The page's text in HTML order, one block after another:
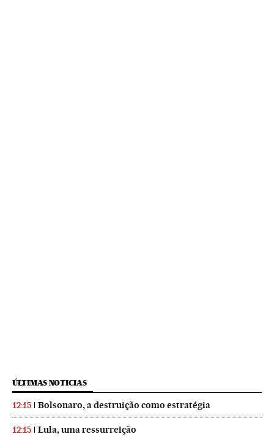
ÚLTIMAS NOTICIAS
12:15 Bolsonaro, a destruição como estratégia
12:15 Lula, uma ressurreição